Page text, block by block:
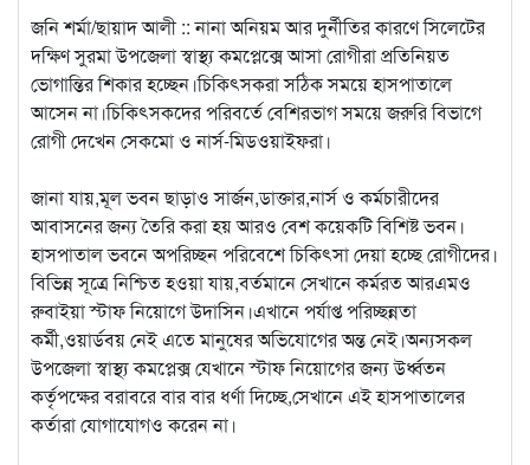
জনি শর্মা/ছায়াদ আলী :: নানা অনিয়ম আর দুর্নীতির কারণে সিলেটের
দক্ষিণ সুরমা উপজেলা স্বাস্থ্য কমপ্লেক্সে আসা রোগীরা প্রতিনিয়ত
ভোগান্তির শিকার হচ্ছেন।চিকিৎসকরা সঠিক সময়ে হাসপাতালে
আসেন না।চিকিৎসকদের পরিবর্তে বেশিরভাগ সময়ে জরুরি বিভাগে
রোগী দেখেন সেকমো ও নার্স-মিডওয়াইফরা।
জানা যায়,মূল ভবন ছাড়াও সার্জন,ডাক্তার,নার্স ও কর্মচারীদের
আবাসনের জন্য তৈরি করা হয় আরও বেশ কয়েকটি বিশিষ্ট ভবন।
হাসপাতাল ভবনে অপরিচ্ছন পরিবেশে চিকিৎসা দেয়া হচ্ছে রোগীদের।
বিভিন্ন সূত্রে নিশ্চিত হওয়া যায়,বর্তমানে সেখানে কর্মরত আরএমও
রুবাইয়া স্টাফ নিয়োগে উদাসিন।এখানে পর্যাপ্ত পরিচ্ছন্নতা
কর্মী,ওয়ার্ডবয় নেই এতে মানুষের অভিযোগের অন্ত নেই।অন্যসকল
উপজেলা স্বাস্থ্য কমপ্লেক্স যেখানে স্টাফ নিয়োগের জন্য উর্ধ্বতন
কর্তৃপক্ষের বরাবরে বার বার ধর্ণা দিচ্ছে,সেখানে এই হাসপাতালের
কর্তারা যোগাযোগও করেন না।